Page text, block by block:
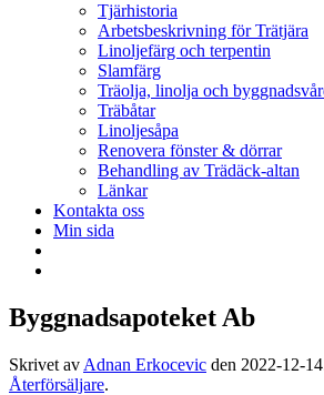
Tjärhistoria
Arbetsbeskrivning för Trätjära
Linoljefärg och terpentin
Slamfärg
Träolja, linolja och
Träbåtar
Linoljesåpa
Renovera fönster & dörrar
Behandling av Trädäck-altan
Länkar
Kontakta oss
Min sida
Byggnadsapoteket Ab
Skrivet av Adnan Erkocevic den 2022-12-14
Återförsäljare.